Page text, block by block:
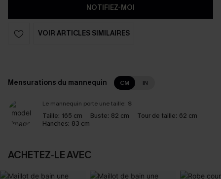
NOTIFIEZ-MOI
VOIR ARTICLES SIMILAIRES
Mensurations du mannequin CM IN
Le mannequin porte une taille: S
Taille: 165 cm Buste: 82 cm Tour de taille: 62 cm
Hanches: 83 cm
ACHETEZ‑LE AVEC